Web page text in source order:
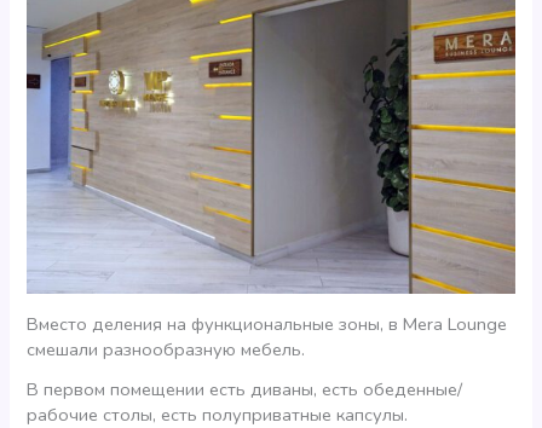
Вместо деления на функциональные зоны, в Mera Lounge
смешали разнообразную мебель.
В первом помещении есть диваны, есть обеденные/
рабочие столы, есть полуприватные капсулы.